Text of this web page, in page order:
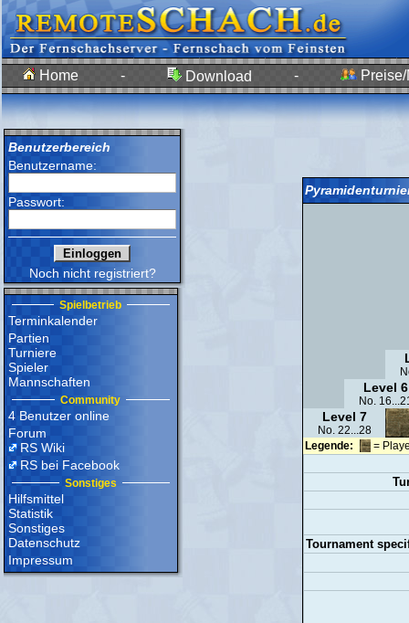
Home - Download - Preise/
Benutzerbereich
Benutzername:
Passwort:
Noch nicht registriert?
Spielbetrieb
Terminkalender
Partien
Turniere
Spieler
Mannschaften
Community
4 Benutzer online
Forum
RS Wiki
RS bei Facebook
Sonstiges
Hilfsmittel
Statistik
Sonstiges
Datenschutz
Impressum
Level 6
No.
Level 7
No. 22...28
Legende:
=
Tournament